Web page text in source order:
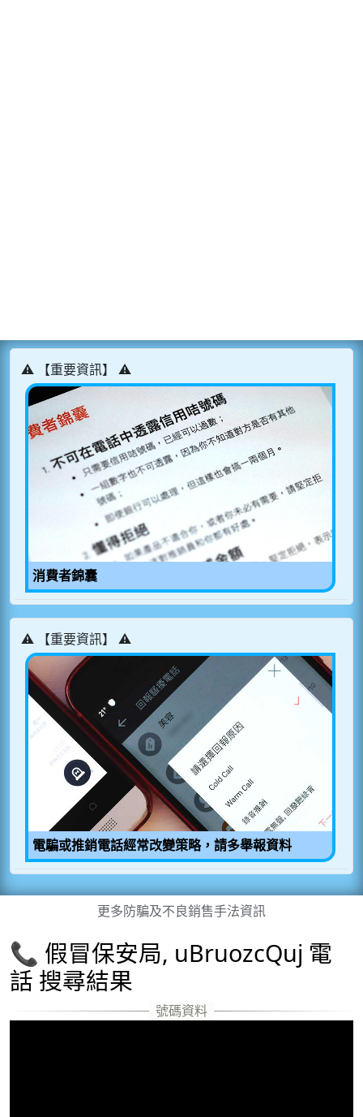
⚠️ 【重要資訊】 ⚠️
消費者錦囊
⚠️ 【重要資訊】 ⚠️
電騙或推銷電話經常改變策略，請多舉報資料
更多防騙及不良銷售手法資訊
📞 假冒保安局, uBruozcQuj 電
話 搜尋結果